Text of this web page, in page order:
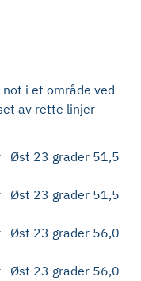
i et område ved
av rette linjer
Øst 23 grader 51,5
Øst 23 grader 51,5
Øst 23 grader 56,0
Øst 23 grader 56,0